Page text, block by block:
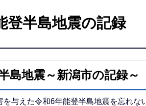
登半島地震の記録
島地震～新潟市の記録～
を与えた令和6年能登半島地震を忘れ